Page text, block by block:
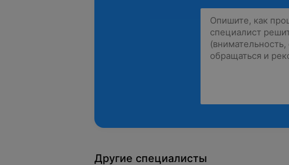
Другие специалисты